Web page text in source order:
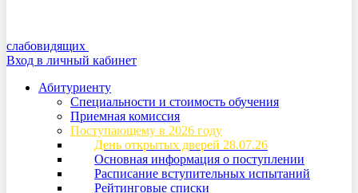
слабовидящих
Вход в личный кабинет
Абитуриенту
Специальности и стоимость обучения
Приемная комиссия
Поступающему в 2026 году
День открытых дверей 28.07.26
Основная информация о поступлении
Расписание вступительных испытаний
Рейтинговые списки